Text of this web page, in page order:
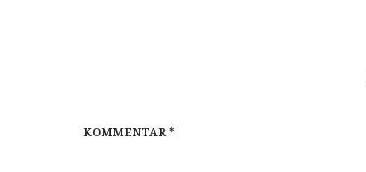
KOMMENTAR*